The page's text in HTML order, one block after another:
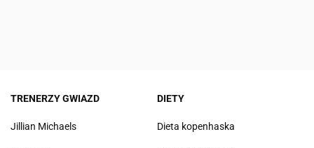
TRENERZY GWIAZD
Jillian Michaels
DIETY
Dieta kopenhaska